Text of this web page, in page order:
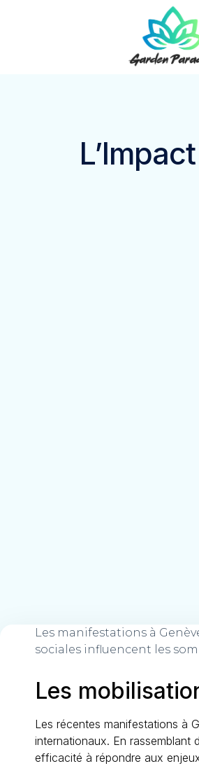
Les manifestations à
sociales influencent les
Les
Les récentes manifestations à
internationaux. En rassemblant
efficacité à répondre aux